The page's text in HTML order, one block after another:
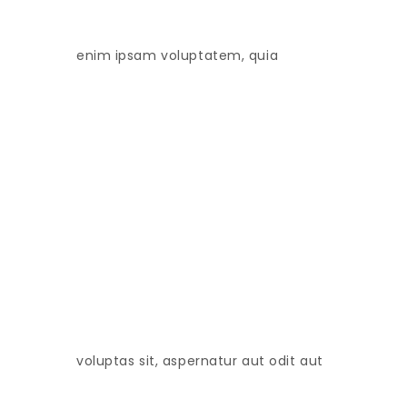
enim ipsam voluptatem, quia
voluptas sit, aspernatur aut odit aut